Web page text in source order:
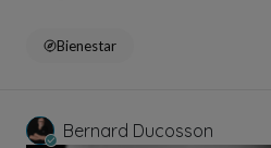
Bienestar
Bernard Ducosson